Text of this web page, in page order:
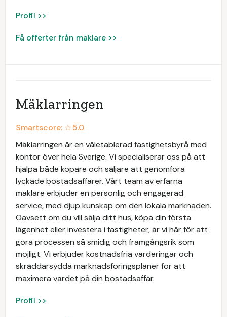
Profil >>
Få offerter från mäklare >>
Mäklarringen
Smartscore: ☆5.0
Mäklarringen är en väletablerad fastighetsbyrå med
kontor över hela Sverige. Vi specialiserar oss på att
hjälpa både köpare och säljare att genomföra
lyckade bostadsaffärer. Vårt team av erfarna
mäklare erbjuder en personlig och engagerad
service, med djup kunskap om den lokala marknaden.
Oavsett om du vill sälja ditt hus, köpa din första
lägenhet eller investera i fastigheter, är vi här för att
göra processen så smidig och framgångsrik som
möjligt. Vi erbjuder kostnadsfria värderingar och
skräddarsydda marknadsföringsplaner för att
maximera värdet på din bostadsaffär.
Profil >>